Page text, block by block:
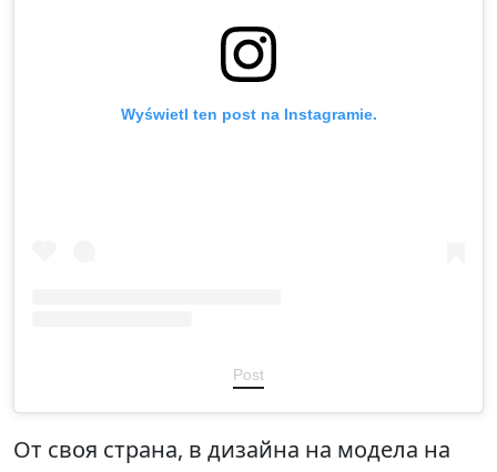
Wyświetl ten post na Instagramie.
Post
От своя страна, в дизайна на модела на